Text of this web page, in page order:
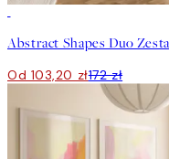
Od 103,20 zł172 zł